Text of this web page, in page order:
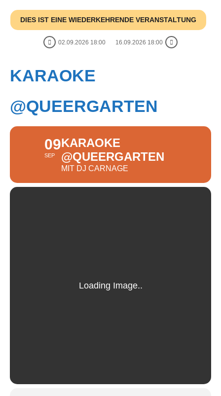
DIES IST EINE WIEDERKEHRENDE VERANSTALTUNG
02.09.2026 18:00 16.09.2026 18:00
KARAOKE
@QUEERGARTEN
09
SEP
KARAOKE
@QUEERGARTEN
MIT DJ CARNAGE